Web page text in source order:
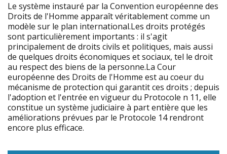
Le système instauré par la Convention européenne des
Droits de l'Homme apparaît véritablement comme un
modèle sur le plan international.Les droits protégés
sont particulièrement importants : il s'agit
principalement de droits civils et politiques, mais aussi
de quelques droits économiques et sociaux, tel le droit
au respect des biens de la personne.La Cour
européenne des Droits de l'Homme est au coeur du
mécanisme de protection qui garantit ces droits ; depuis
l'adoption et l'entrée en vigueur du Protocole n 11, elle
constitue un système judiciaire à part entière que les
améliorations prévues par le Protocole 14 rendront
encore plus efficace.